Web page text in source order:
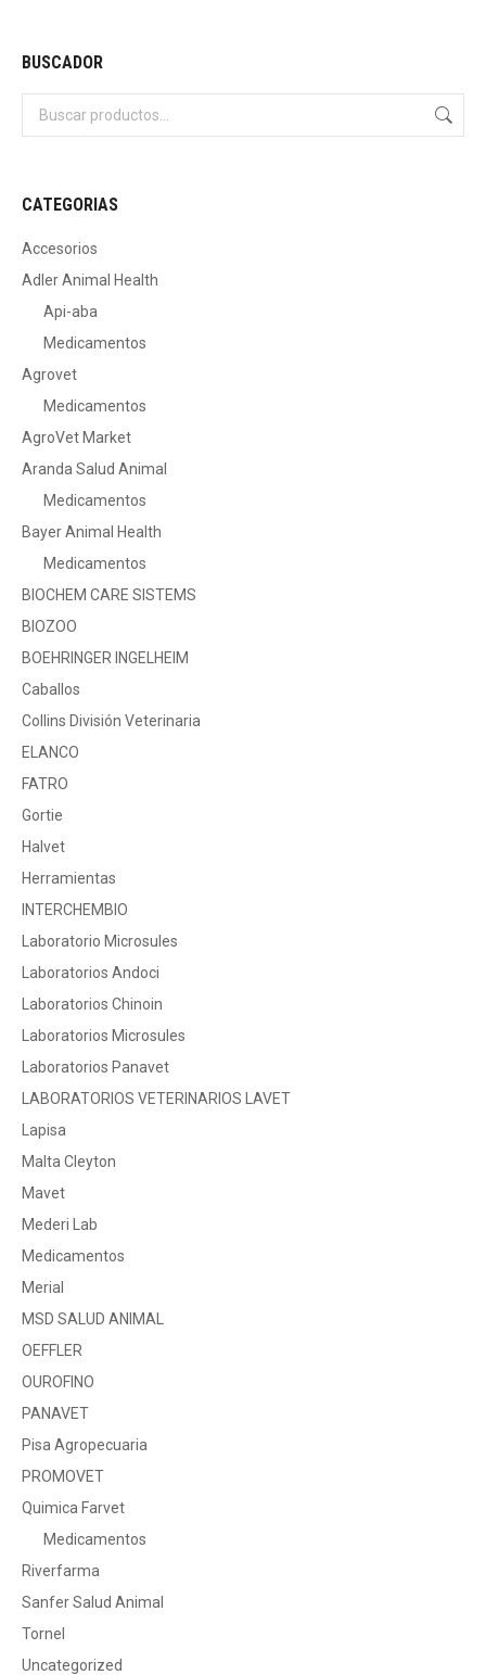
BUSCADOR
CATEGORIAS
Accesorios
Adler Animal Health
Api-aba
Medicamentos
Agrovet
Medicamentos
AgroVet Market
Aranda Salud Animal
Medicamentos
Bayer Animal Health
Medicamentos
BIOCHEM CARE SISTEMS
BIOZOO
BOEHRINGER INGELHEIM
Caballos
Collins División Veterinaria
ELANCO
FATRO
Gortie
Halvet
Herramientas
INTERCHEMBIO
Laboratorio Microsules
Laboratorios Andoci
Laboratorios Chinoin
Laboratorios Microsules
Laboratorios Panavet
LABORATORIOS VETERINARIOS LAVET
Lapisa
Malta Cleyton
Mavet
Mederi Lab
Medicamentos
Merial
MSD SALUD ANIMAL
OEFFLER
OUROFINO
PANAVET
Pisa Agropecuaria
PROMOVET
Quimica Farvet
Medicamentos
Riverfarma
Sanfer Salud Animal
Tornel
Uncategorized